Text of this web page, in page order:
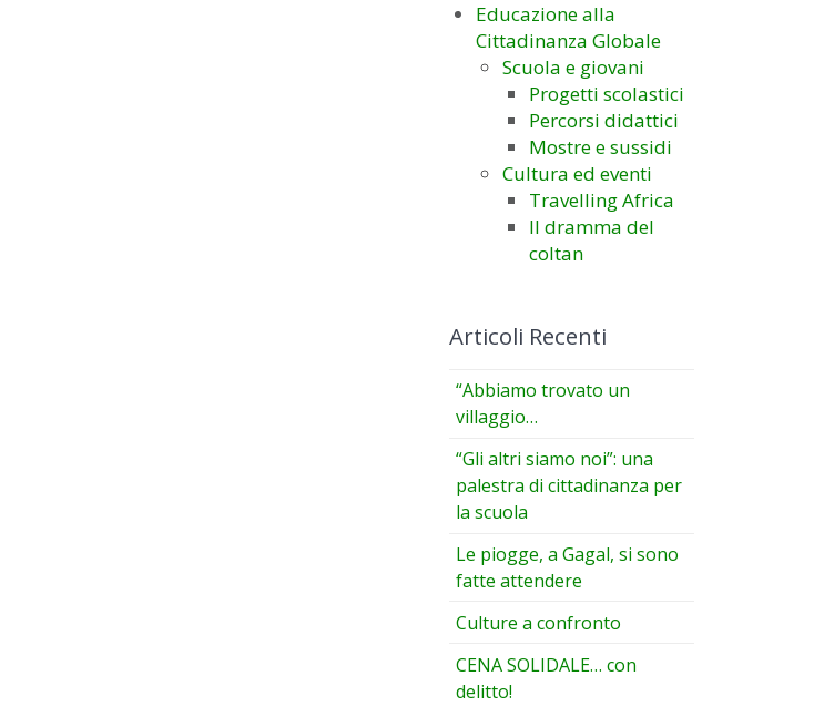
Educazione alla
Cittadinanza Globale
Scuola e giovani
Progetti scolastici
Percorsi didattici
Mostre e sussidi
Cultura ed eventi
Travelling Africa
Il dramma del
coltan
Articoli Recenti
“Abbiamo trovato un
villaggio…
“Gli altri siamo noi”: una
palestra di cittadinanza per
la scuola
Le piogge, a Gagal, si sono
fatte attendere
Culture a confronto
CENA SOLIDALE… con
delitto!